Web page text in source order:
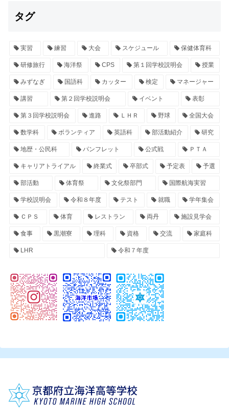
タグ
実習 練習 大会 スケジュール 保健体育科
研修旅行 海洋祭 CPS 第１回学校説明会 授業
みずなぎ 国語科 カッター 検定 マネージャー
講習 第２回学校説明会 イベント 表彰
第３回学校説明会 進路 ＬＨＲ 野球 全国大会
数学科 ボランティア 英語科 部活動紹介 研究
地歴・公民科 パンフレット 公式戦 ＰＴＡ
キャリアトライアル 終業式 卒部式 予定表 予選
部活動 体育祭 文化祭部門 国際航海実習
学校説明会 令和８年度 テスト 就職 学年集会
ＣＰＳ 体育 レストラン 両丹 施設見学会
食事 黒潮寮 理科 資格 交流 家庭科
LHR 令和７年度